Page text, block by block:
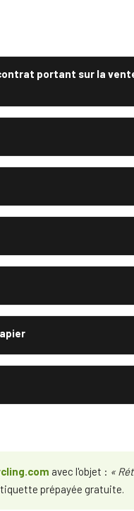
portant sur la
avec l'objet : «
prépayée gratuite.